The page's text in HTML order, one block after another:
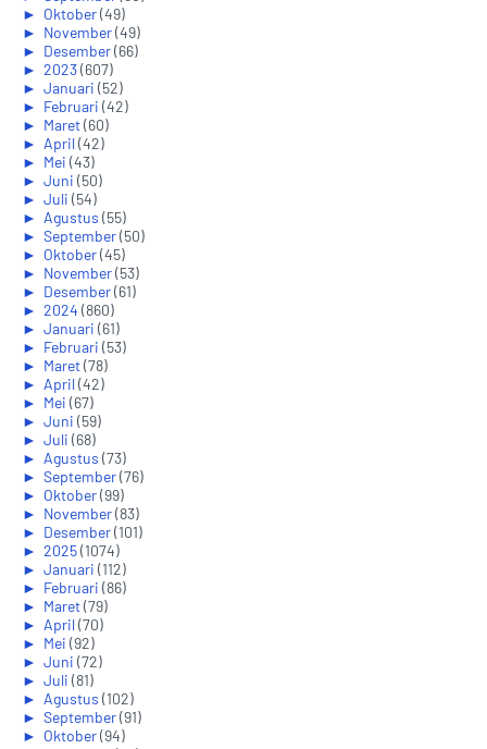
► Oktober(49)
► November(49)
► Desember(66)
► 2023(607)
► Januari (52)
► Februari (42)
► Maret(60)
► April(42)
► Mei (43)
► Juni (50)
► Juli (54)
► Agustus (55)
► September(50)
► Oktober(45)
► November(53)
► Desember(61)
► 2024 (860)
► Januari (61)
► Februari (53)
► Maret(78)
► April(42)
► Mei (67)
► Juni (59)
► Juli (68)
► Agustus (73)
► September(76)
► Oktober(99)
► November(83)
► Desember(101)
► 2025(1074)
► Januari (112)
► Februari (86)
► Maret(79)
► April(70)
► Mei (92)
► Juni (72)
► Juli (81)
► Agustus (102)
► September(91)
► Oktober(94)